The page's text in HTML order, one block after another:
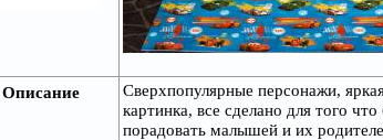
Описание
Сверхпопулярные персонажи,
картинка, все сделано для того
порадовать малышей и их